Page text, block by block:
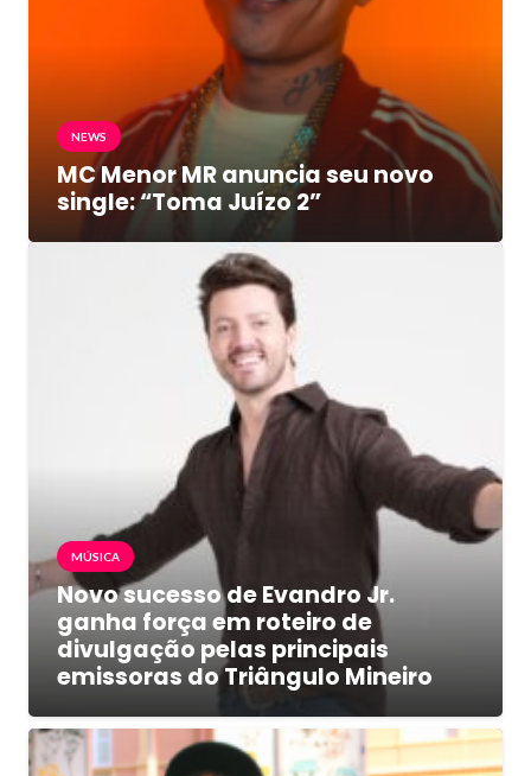
NEWS
MC Menor MR anuncia seu novo
single: “Toma Juízo 2”
MÚSICA
Novo sucesso de Evandro Jr.
ganha força em roteiro de
divulgação pelas principais
emissoras do Triângulo Mineiro